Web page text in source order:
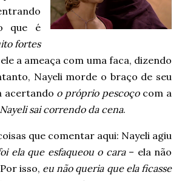
que é
fortes
a ameaça com uma faca, dizendo
Nayeli morde o braço de seu
acertando o próprio pescoçocom a
Nayeli sai correndo da cena.
que comentar aqui: Nayeli agiu
ela que esfaqueou o cara– ela não
isso, eu não queria que ela ficasse